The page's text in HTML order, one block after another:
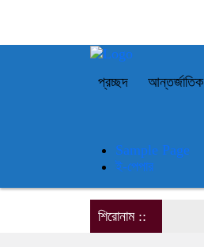
প্রচ্ছদ আন্তর্জাতিক
Sample Page
ই-পেপার
শিরোনাম ::